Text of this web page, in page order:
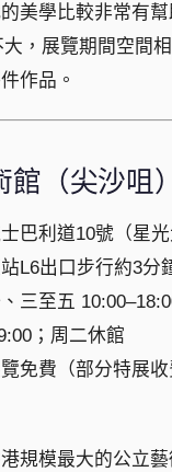
美學比較非常有
，展覽期間空間
作品。
（尖沙咀）
巴利道10號（星光
站L6出口步行約3分
、三至五
；周二休館
覽免費（部分特展
規模最大的公立